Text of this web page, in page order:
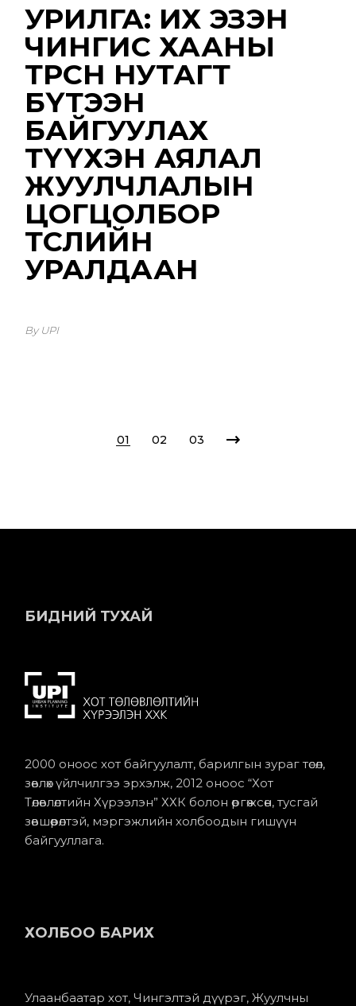
УРИЛГА: ИХ ЭЗЭН
ЧИНГИС ХААНЫ
ТӨРСӨН НУТАГТ
БҮТЭЭН
БАЙГУУЛАХ
ТҮҮХЭН АЯЛАЛ
ЖУУЛЧЛАЛЫН
ЦОГЦОЛБОР
ТӨСЛИЙН
УРАЛДААН
By UPI
POSTS01 02 03
БИДНИЙ ТУХАЙ
2000 оноос хот байгуулалт, барилгын зураг төсөл,
зөвлөх үйлчилгээ эрхэлж, 2012 оноос “Хот
Төлөвлөлтийн Хүрээлэн” ХХК болон өргөжсөн, тусгай
зөвшөөрөлтэй, мэргэжлийн холбоодын гишүүн
байгууллага.
ХОЛБОО БАРИХ
Улаанбаатар хот, Чингэлтэй дүүрэг, Жуулчны